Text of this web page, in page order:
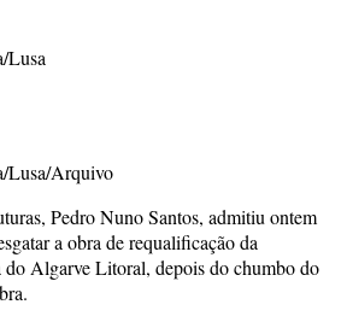
Lusa
Lusa/Arquivo
Pedro Nuno Santos, admitiu ontem
a obra de requalificação da
do Algarve Litoral, depois do chumbo do